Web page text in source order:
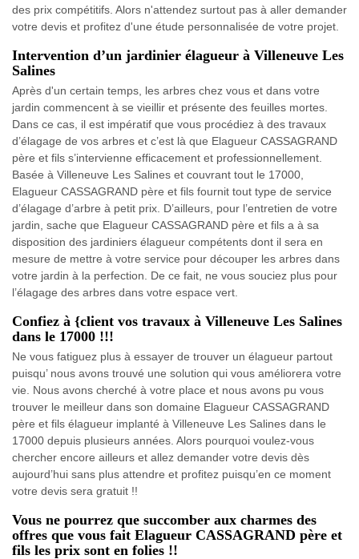
des prix compétitifs. Alors n'attendez surtout pas à aller demander
votre devis et profitez d'une étude personnalisée de votre projet.
Intervention d’un jardinier élagueur à Villeneuve Les
Salines
Après d'un certain temps, les arbres chez vous et dans votre
jardin commencent à se vieillir et présente des feuilles mortes.
Dans ce cas, il est impératif que vous procédiez à des travaux
d’élagage de vos arbres et c’est là que Elagueur CASSAGRAND
père et fils s’intervienne efficacement et professionnellement.
Basée à Villeneuve Les Salines et couvrant tout le 17000,
Elagueur CASSAGRAND père et fils fournit tout type de service
d’élagage d’arbre à petit prix. D’ailleurs, pour l’entretien de votre
jardin, sache que Elagueur CASSAGRAND père et fils a à sa
disposition des jardiniers élagueur compétents dont il sera en
mesure de mettre à votre service pour découper les arbres dans
votre jardin à la perfection. De ce fait, ne vous souciez plus pour
l’élagage des arbres dans votre espace vert.
Confiez à {client vos travaux à Villeneuve Les Salines
dans le 17000 !!!
Ne vous fatiguez plus à essayer de trouver un élagueur partout
puisqu’ nous avons trouvé une solution qui vous améliorera votre
vie. Nous avons cherché à votre place et nous avons pu vous
trouver le meilleur dans son domaine Elagueur CASSAGRAND
père et fils élagueur implanté à Villeneuve Les Salines dans le
17000 depuis plusieurs années. Alors pourquoi voulez-vous
chercher encore ailleurs et allez demander votre devis dès
aujourd’hui sans plus attendre et profitez puisqu’en ce moment
votre devis sera gratuit !!
Vous ne pourrez que succomber aux charmes des
offres que vous fait Elagueur CASSAGRAND père et
fils les prix sont en folies !!